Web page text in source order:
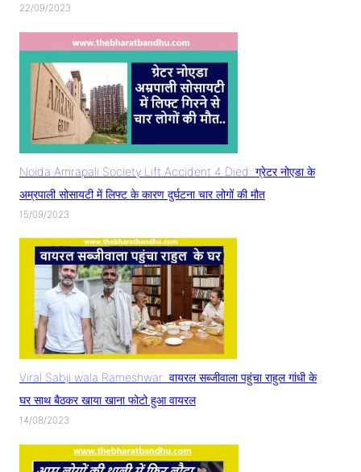
22/09/2023
Noida Amrapali Society Lift Accident 4 Died: ग्रेटर नोएडा के
अम्रपाली सोसायटी में लिफ्ट के कारण दुर्घटना चार लोगों की मौत
15/09/2023
Viral Sabji wala Rameshwar: वायरल सब्जीवाला पहुंचा राहुल गांधी के
घर साथ बैठकर खाया खाना फोटो हुआ वायरल
14/08/2023